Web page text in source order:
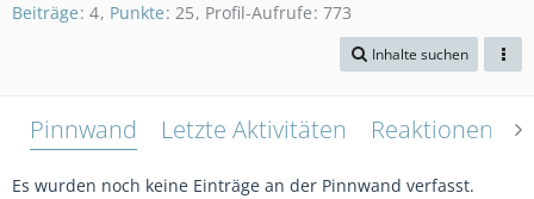
Beiträge 4 Punkte 25 Profil-Aufrufe 773
Inhalte suchen
Pinnwand Letzte Aktivitäten Reaktionen
Es wurden noch keine Einträge an der Pinnwand verfasst.